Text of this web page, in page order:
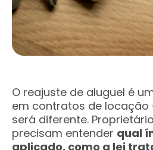
O reajuste de aluguel é
em contratos de locação
será diferente.
precisam entender qual
aplicado, como a lei